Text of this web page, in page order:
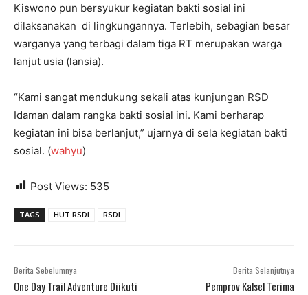
Kiswono pun bersyukur kegiatan bakti sosial ini
dilaksanakan di lingkungannya. Terlebih, sebagian besar
warganya yang terbagi dalam tiga RT merupakan warga
lanjut usia (lansia).
“Kami sangat mendukung sekali atas kunjungan RSD
Idaman dalam rangka bakti sosial ini. Kami berharap
kegiatan ini bisa berlanjut,” ujarnya di sela kegiatan bakti
sosial. (wahyu)
Post Views: 535
TAGS HUT RSDI RSDI
Berita Sebelumnya
One Day Trail Adventure Diikuti
Berita Selanjutnya
Pemprov Kalsel Terima